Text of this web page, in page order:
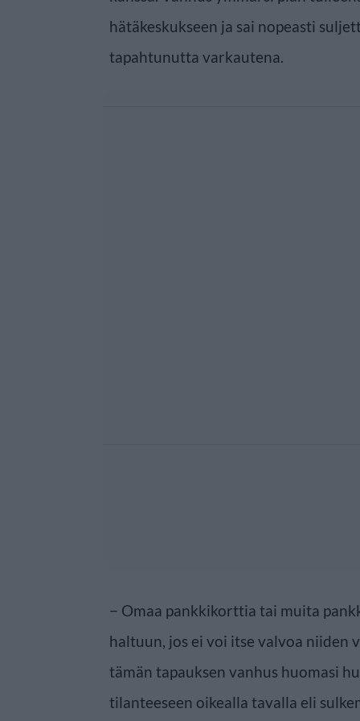
hätäkeskukseen ja sai nopeasti
tapahtunutta varkautena.
− Omaa pankkikorttia tai muita
haltuun, jos ei voi itse valvoa niiden
tämän tapauksen vanhus huomasi
tilanteeseen oikealla tavalla eli